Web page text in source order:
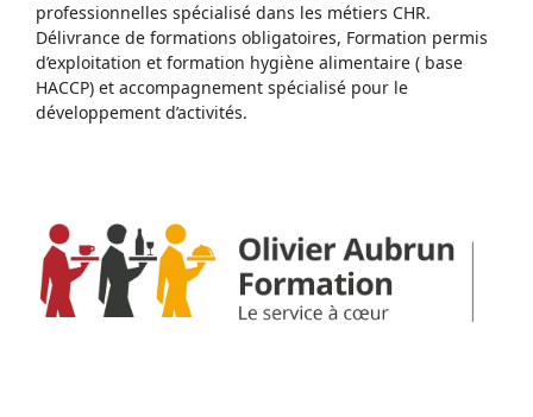
professionnelles spécialisé dans les métiers CHR.
Délivrance de formations obligatoires, Formation permis
d’exploitation et formation hygiène alimentaire ( base
HACCP) et accompagnement spécialisé pour le
développement d’activités.